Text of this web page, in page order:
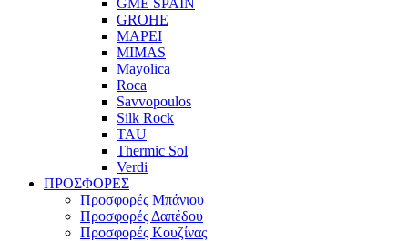
GROHE
MAPEI
MIMAS
Mayolica
Roca
Savvopoulos
Silk Rock
TAU
Thermic Sol
Verdi
ΠΡΟΣΦΟΡΕΣ
Προσφορές Μπάνιου
Προσφορές Δαπέδου
Προσφορές Κουζίνας